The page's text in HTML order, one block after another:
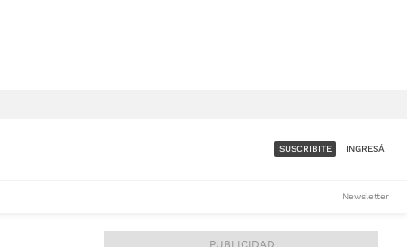
SUSCRIBITE INGRESÁ
Newsletter